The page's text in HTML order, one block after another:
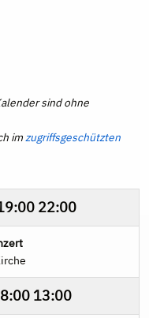
sind ohne
imzugriffsgeschützten
22:00
8:00 13:00